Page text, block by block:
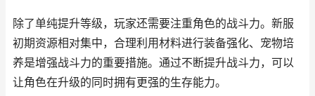
除了单纯提升等级，玩家还需要注重角色的战斗力。新服
初期资源相对集中，合理利用材料进行装备强化、宠物培
养是增强战斗力的重要措施。通过不断提升战斗力，可以
让角色在升级的同时拥有更强的生存能力。